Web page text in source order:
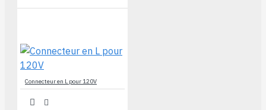
Connecteur en L pour 120V